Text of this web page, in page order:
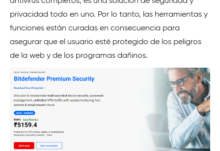
privacidad todo en uno. Por lo tanto, las herramientas y
funciones están curadas en consecuencia para
asegurar que el usuario esté protegido de los peligros
de la web y de los programas dañinos.